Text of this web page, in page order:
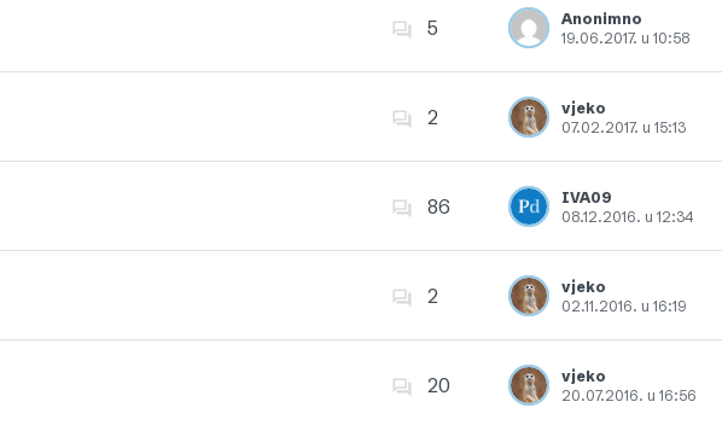
Dodajte u favorite
5
Anonimno
19.06.2017. u 10:58
Dodajte u favorite
2
vjeko
07.02.2017. u 15:13
Dodajte u favorite
86
IVA09
08.12.2016. u 12:34
Dodajte u favorite
2
vjeko
02.11.2016. u 16:19
Dodajte u favorite
20
vjeko
20.07.2016. u 16:56